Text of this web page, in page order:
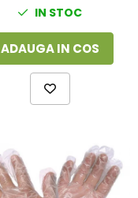
IN STOC
ADAUGA IN COS